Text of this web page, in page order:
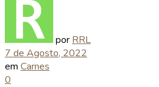
por RRL
7 de Agosto, 2022
em Carnes
0